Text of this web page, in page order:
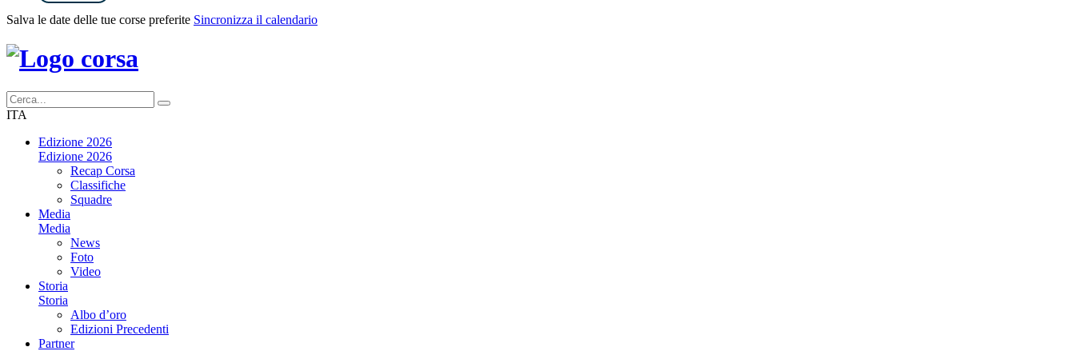
Salva le date delle tue corse preferite Sincronizza il calendario
ITA
Edizione 2026
Edizione 2026
Recap Corsa
Classifiche
Squadre
Media
Media
News
Foto
Video
Storia
Storia
Albo d’oro
Edizioni Precedenti
Partner